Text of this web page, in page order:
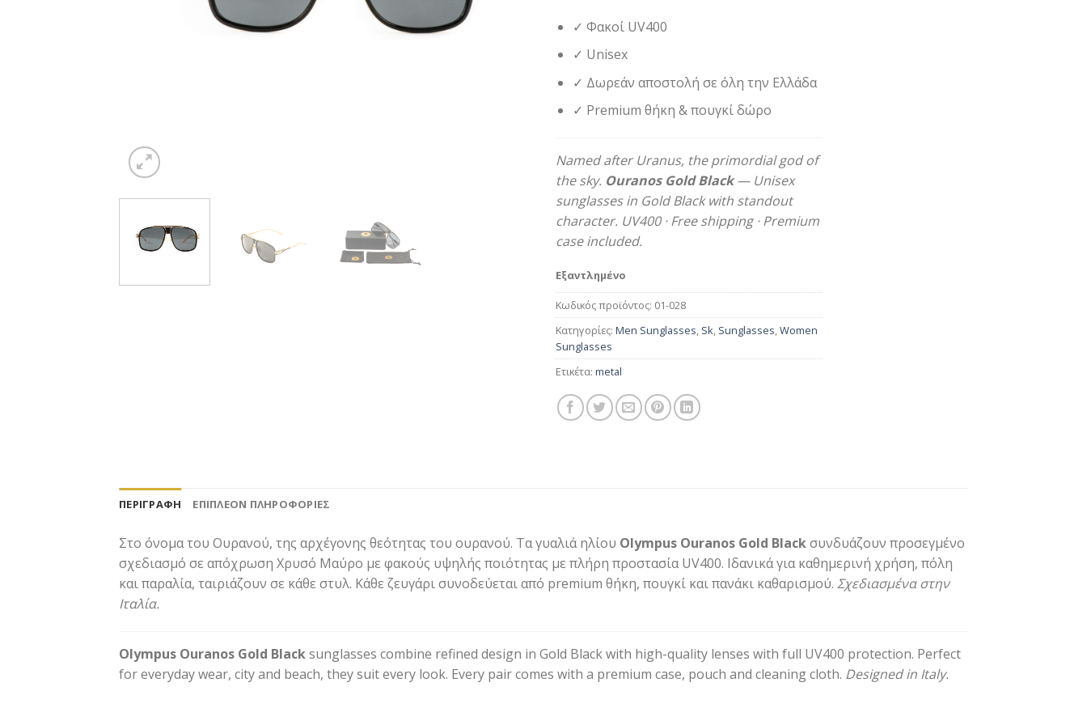
✓ Φακοί UV400
✓ Unisex
✓ Δωρεάν αποστολή σε όλη την Ελλάδα
✓ Premium θήκη & πουγκί δώρο
Named after Uranus, the primordial god of
the sky. Ouranos Gold Black— Unisex
sunglasses in Gold Black with standout
character. UV400 · Free shipping · Premium
case included.
Εξαντλημένο
Κωδικός προϊόντος: 01-028
Κατηγορίες: Men Sunglasses, Sk, Sunglasses,Women
Sunglasses
Ετικέτα: metal
ΠΕΡΙΓΡΑΦΉ ΕΠΙΠΛΈΟΝ ΠΛΗΡΟΦΟΡΊΕΣ
Στο όνομα του Ουρανού, της αρχέγονης θεότητας του ουρανού. Τα γυαλιά ηλίου Olympus Ouranos Gold Blackσυνδυάζουν προσεγμένο
σχεδιασμό σε απόχρωση Χρυσό Μαύρο με φακούς υψηλής ποιότητας με πλήρη προστασία UV400. Ιδανικά για καθημερινή χρήση, πόλη
και παραλία, ταιριάζουν σε κάθε στυλ. Κάθε ζευγάρι συνοδεύεται από premium θήκη, πουγκί και πανάκι καθαρισμού. Σχεδιασμένα στην
Ιταλία.
Olympus Ouranos Gold Blacksunglasses combine refined design in Gold Black with high-quality lenses with full UV400 protection. Perfect
for everyday wear, city and beach, they suit every look. Every pair comes with a premium case, pouch and cleaning cloth. Designed in Italy.